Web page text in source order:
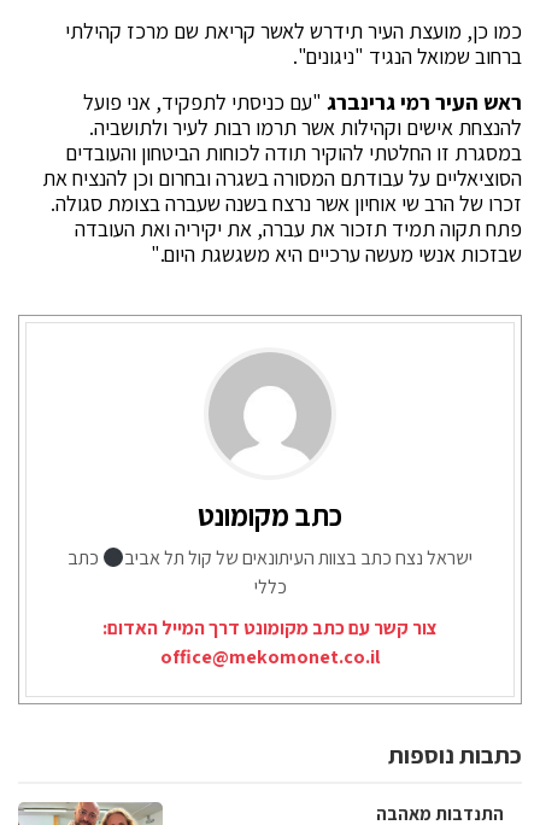
כמו כן, מועצת העיר תידרש לאשר קריאת שם מרכז קהילתי
ברחוב שמואל הנגיד "ניגונים".
ראש העיר רמי גרינברג "עם כניסתי לתפקיד, אני פועל
להנצחת אישים וקהילות אשר תרמו רבות לעיר ולתושביה.
במסגרת זו החלטתי להוקיר תודה לכוחות הביטחון והעובדים
הסוציאליים על עבודתם המסורה בשגרה ובחרום וכן להנציח את
זכרו של הרב שי אוחיון אשר נרצח בשנה שעברה בצומת סגולה.
פתח תקוה תמיד תזכור את עברה, את יקיריה ואת העובדה
שבזכות אנשי מעשה ערכיים היא משגשגת היום."
כתב מקומונט
ישראל נצח כתב בצוות העיתונאים של קול תל אביב
כתב
כללי
צור קשר עם כתב מקומונט דרך המייל האדום:
office@mekomonet.co.il
כתבות נוספות
התנדבות מאהבה